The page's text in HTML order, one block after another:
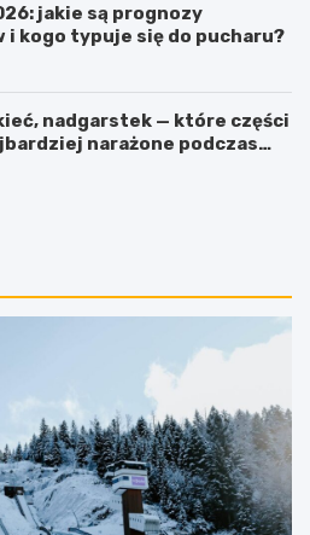
jakie są prognozy
i kogo typuje się do pucharu?
nadgarstek — które części
narażone podczas